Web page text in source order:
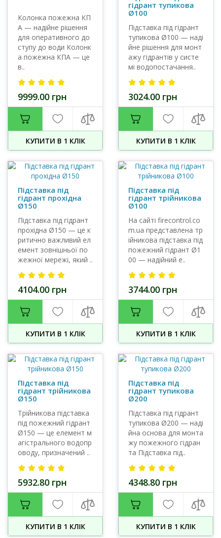
Колонка пожежна КП
А — надійне рішення
для оперативного до
ступу до води Колонк
а пожежна КПА — це
в..
9999.00 грн
КУПИТИ В 1 КЛIК
гідрант тупикова
Ø100
Підставка під гідрант
тупикова Ø100 — наді
йне рішення для монт
ажу гідрантів у систе
мі водопостачання..
3024.00 грн
КУПИТИ В 1 КЛIК
Підставка під
гідрант прохідна
Ø150
Підставка під гідрант
прохідна Ø150 — це к
ритично важливий ел
емент зовнішньої по
жежної мережі, який ..
4104.00 грн
КУПИТИ В 1 КЛIК
Підставка під
гідрант трійникова
Ø100
На сайті firecontrol.co
m.ua представлена тр
ійникова підставка під
пожежний гідрант Ø1
00 — надійний е..
3744.00 грн
КУПИТИ В 1 КЛIК
Підставка під
гідрант трійникова
Ø150
Трійникова підставка
під пожежний гідрант
Ø150 — це елемент м
агістрального водопр
оводу, призначений ..
5932.80 грн
КУПИТИ В 1 КЛIК
Підставка під
гідрант тупикова
Ø200
Підставка під гідрант
тупикова Ø200 — наді
йна основа для монта
жу пожежного гідран
та Підставка під..
4348.80 грн
КУПИТИ В 1 КЛIК